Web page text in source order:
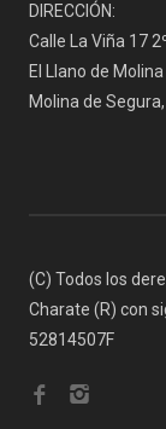
DIRECCIÓN:
Calle La Viña 17
El Llano de
Molina de
(C) Todos los
Charate (R) con
52814507F